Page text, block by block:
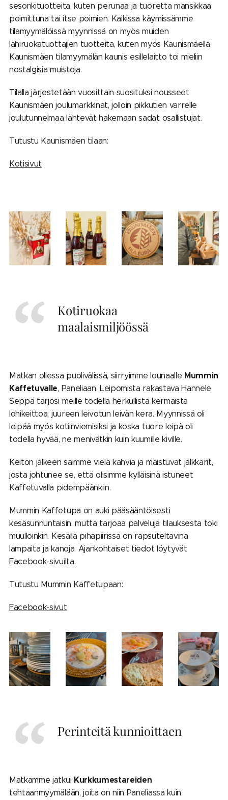
sesonkituotteita, kuten perunaa ja tuoretta mansikkaa
poimittuna tai itse poimien. Kaikissa käymissämme
tilamyymälöissä myynnissä on myös muiden
lähiruokatuottajien tuotteita, kuten myös Kaunismäellä.
Kaunismäen tilamyymälän kaunis esillelaitto toi mieliin
nostalgisia muistoja.
Tilalla järjestetään vuosittain suosituksi nousseet
Kaunismäen joulumarkkinat, jolloin pikkutien varrelle
joulutunnelmaa lähtevät hakemaan sadat osallistujat.
Tutustu Kaunismäen tilaan:
Kotisivut
Kotiruokaa
maalaismiljöössä
Matkan ollessa puolivälissä, siirryimme lounaalle Mummin
Kaffetuvalle, Paneliaan. Leipomista rakastava Hannele
Seppä tarjosi meille todella herkullista kermaista
lohikeittoa, juureen leivotun leivän kera. Myynnissä oli
leipää myös kotiinviemisiksi ja koska tuore leipä oli
todella hyvää, ne menivätkin kuin kuumille kiville.
Keiton jälkeen saimme vielä kahvia ja maistuvat jälkkärit,
josta johtunee se, että olisimme kylläisinä istuneet
Kaffetuvalla pidempäänkiin.
Mummin Kaffetupa on auki pääsääntöisesti
kesäsunnuntaisin, mutta tarjoaa palveluja tilauksesta toki
muulloinkin. Kesällä pihapiirissä on rapsuteltavina
lampaita ja kanoja. Ajankohtaiset tiedot löytyvät
Facebook-sivuilta.
Tutustu Mummin Kaffetupaan:
Facebook-sivut
Perinteitä kunnioittaen
Matkamme jatkui Kurkkumestareiden
tehtaanmyymälään, joita on niin Paneliassa kuin